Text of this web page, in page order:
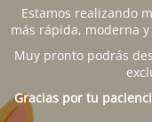
Estamos realizando
más rápida, moderna
Muy pronto podrás
Gracias por tu